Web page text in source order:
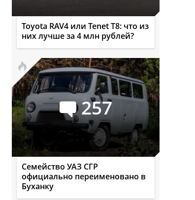
Toyota RAV4 или Tenet T8: что из
них лучше за 4 млн рублей?
257
Семейство УАЗ СГР
официально переименовано в
Буханку